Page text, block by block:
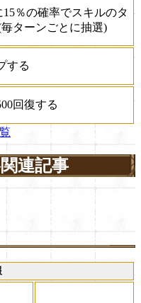
％の確率でスキルのタ
ターンごとに抽選)
する
回復する
連記事